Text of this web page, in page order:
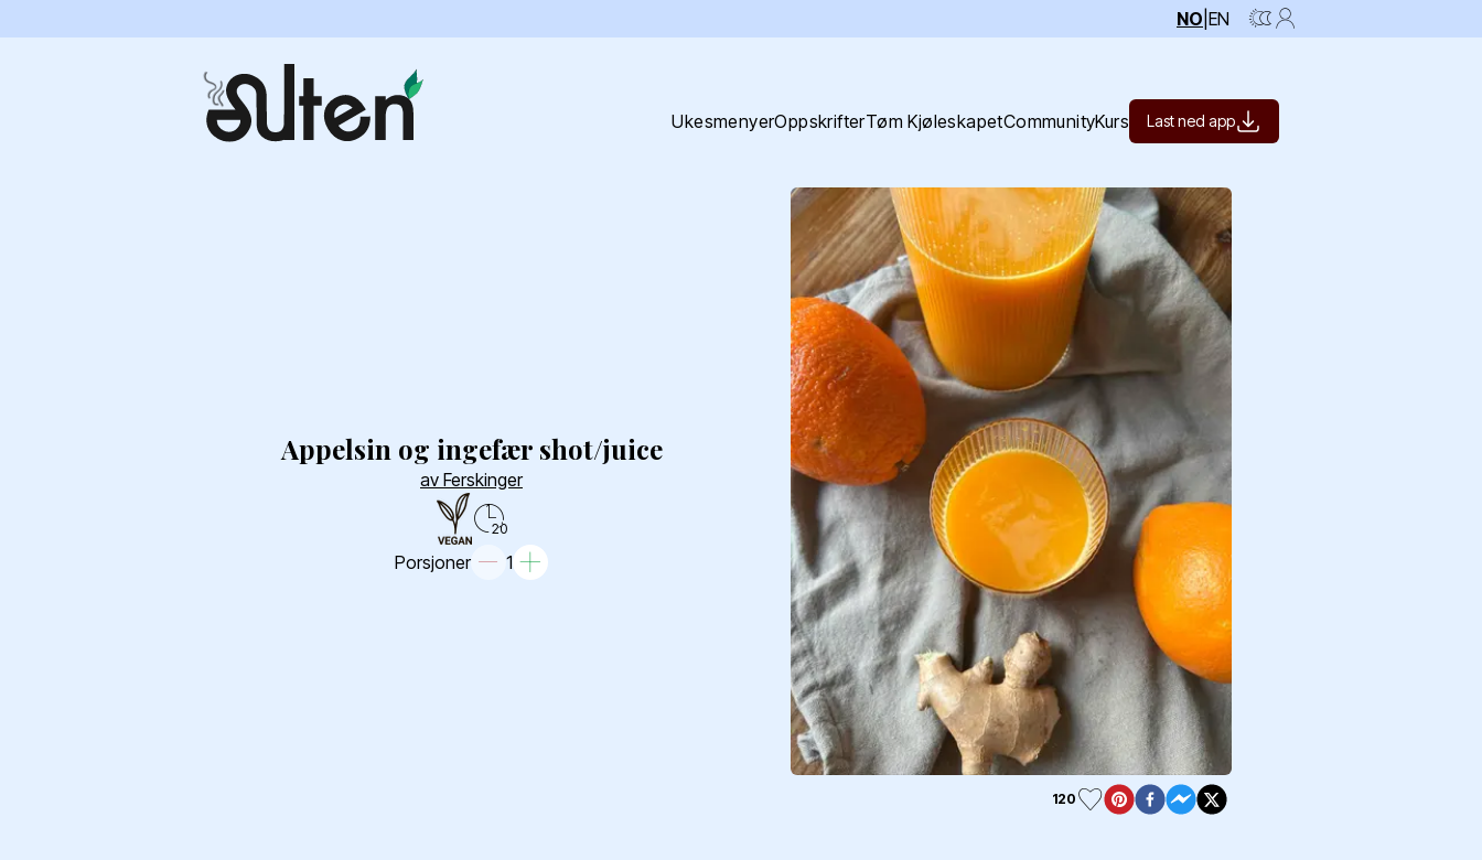
NO EN
UkesmenyerOppskrifterTøm KjøleskapetCommunityKurs Last ned app
Appelsin og ingefær shot/juice
av Ferskinger
20
Porsjoner 1
120